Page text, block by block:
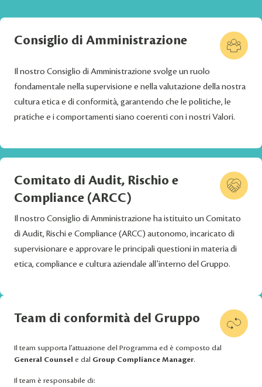
Consiglio di Amministrazione
Il nostro Consiglio di Amministrazione svolge un ruolo
fondamentale nella supervisione e nella valutazione della nostra
cultura etica e di conformità, garantendo che le politiche, le
pratiche e i comportamenti siano coerenti con i nostri Valori.
Comitato di Audit, Rischio e
Compliance (ARCC)
Il nostro Consiglio di Amministrazione ha istituito un Comitato
di Audit, Rischi e Compliance (ARCC) autonomo, incaricato di
supervisionare e approvare le principali questioni in materia di
etica, compliance e cultura aziendale all’interno del Gruppo.
Team di conformità del Gruppo
Il team supporta l’attuazione del Programma ed è composto dal
General Counsel e dal Group Compliance Manager.
Il team è responsabile di: